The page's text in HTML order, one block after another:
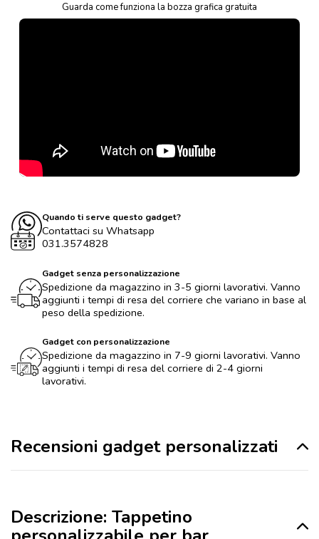
Guarda come funziona la bozza grafica gratuita
Quando ti serve questo gadget?
Contattaci su Whatsapp
031.3574828
Gadget senza personalizzazione
Spedizione da magazzino in 3-5 giorni lavorativi. Vanno
aggiunti i tempi di resa del corriere che variano in base al
peso della spedizione.
Gadget con personalizzazione
Spedizione da magazzino in 7-9 giorni lavorativi. Vanno
aggiunti i tempi di resa del corriere di 2-4 giorni
lavorativi.
Recensioni gadget personalizzati
Descrizione: Tappetino